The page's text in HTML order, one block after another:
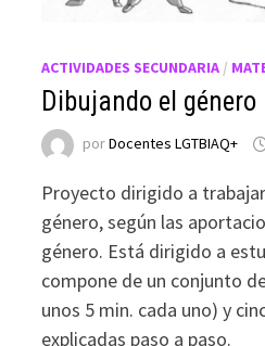
ACTIVIDADES SECUNDARIA /
Dibujando el género
porDocentes LGTBIAQ+
Proyecto dirigido a
género, según las
género. Está dirigido a
compone de un conjunto
unos 5 min. cada uno) y
explicadas paso a paso.